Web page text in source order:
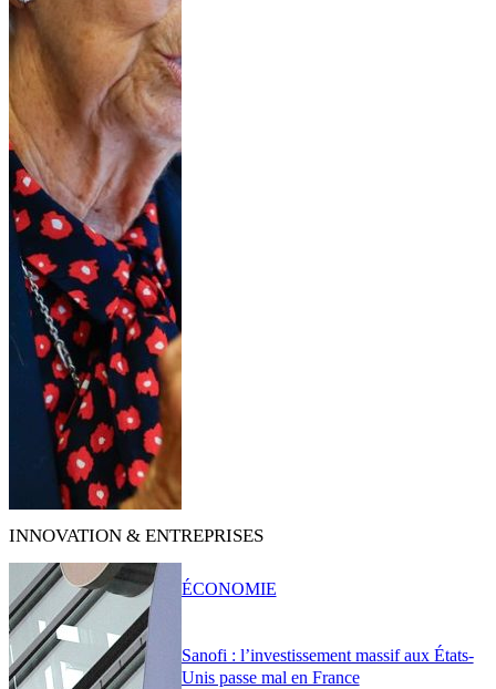
INNOVATION & ENTREPRISES
Sanofi : l’investissement massif aux États-
Unis passe mal en France
ÉCONOMIE